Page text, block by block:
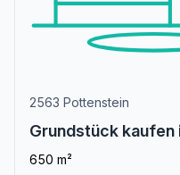
2563 Pottenstein
Grundstück
650 m²